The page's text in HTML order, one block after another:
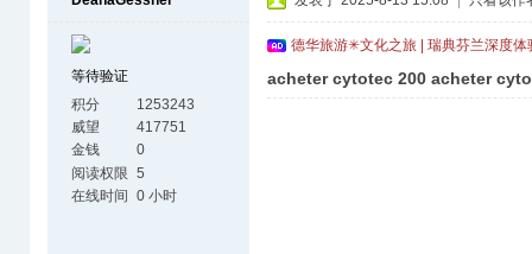
等待验证
积分
1253243
威望
417751
金钱
0
阅读权限 5
在线时间 0 小时
德华旅游✳文化之旅 | 瑞典芬兰深度
acheter cytotec 200 acheter